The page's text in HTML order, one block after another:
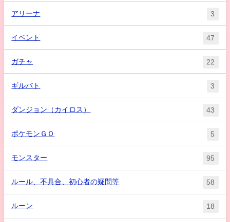
アリーナ 3
イベント 47
ガチャ 22
ギルバト 3
ダンジョン（カイロス） 43
ポケモンＧＯ 5
モンスター 95
ルール、不具合、初心者の疑問等 58
ルーン 18